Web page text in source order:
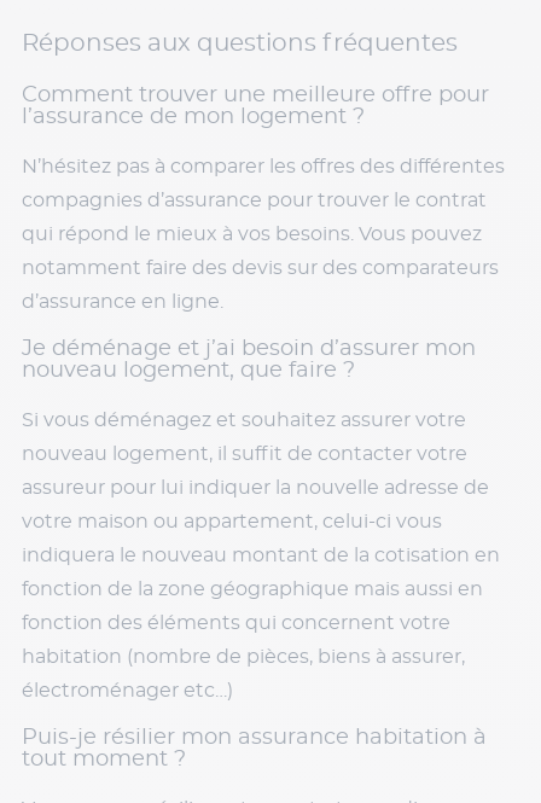
Réponses aux questions fréquentes
Comment trouver une meilleure offre pour
l’assurance de mon logement ?
N’hésitez pas à comparer les offres des différentes
compagnies d’assurance pour trouver le contrat
qui répond le mieux à vos besoins. Vous pouvez
notamment faire des devis sur des comparateurs
d’assurance en ligne.
Je déménage et j’ai besoin d’assurer mon
nouveau logement, que faire ?
Si vous déménagez et souhaitez assurer votre
nouveau logement, il suffit de contacter votre
assureur pour lui indiquer la nouvelle adresse de
votre maison ou appartement, celui-ci vous
indiquera le nouveau montant de la cotisation en
fonction de la zone géographique mais aussi en
fonction des éléments qui concernent votre
habitation (nombre de pièces, biens à assurer,
électroménager etc…)
Puis-je résilier mon assurance habitation à
tout moment ?